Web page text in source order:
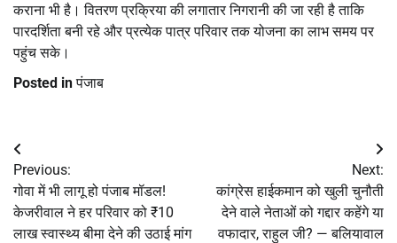
कराना भी है। वितरण प्रक्रिया की लगातार निगरानी की जा रही है ताकि
पारदर्शिता बनी रहे और प्रत्येक पात्र परिवार तक योजना का लाभ समय पर
पहुंच सके।
Posted inपंजाब
Post
navigation
Previous:
गोवा में भी लागू हो पंजाब मॉडल!
केजरीवाल ने हर परिवार को ₹10
लाख स्वास्थ्य बीमा देने की उठाई मांग
Next:
कांग्रेस हाईकमान को खुली चुनौती
देने वाले नेताओं को गद्दार कहेंगे या
वफादार, राहुल जी? — बलियावाल